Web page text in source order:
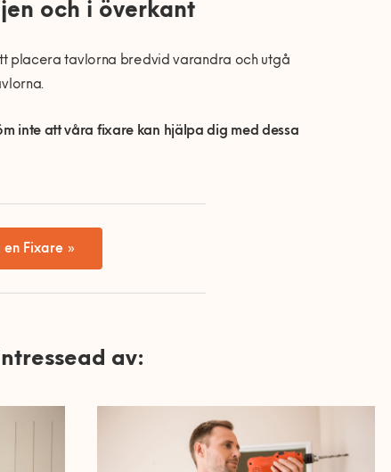
och i överkant
placera tavlorna bredvid varandra och utgå
inte att våra fixare kan hjälpa dig med dessa
en Fixare »
av: